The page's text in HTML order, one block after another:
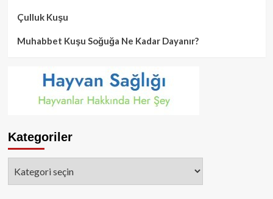
Çulluk Kuşu
Muhabbet Kuşu Soğuğa Ne Kadar Dayanır?
Kategoriler